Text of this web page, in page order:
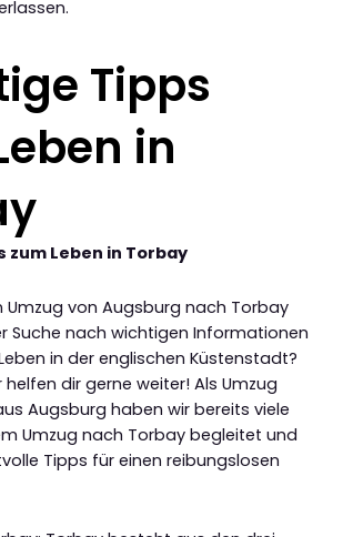
Tipps
in
zum Leben in Torbay
Umzug von Augsburg nach Torbay
Suche nach wichtigen Informationen
in der englischen Küstenstadt?
helfen dir gerne weiter! Als Umzug
Augsburg haben wir bereits viele
Umzug nach Torbay begleitet und
Tipps für einen reibungslosen